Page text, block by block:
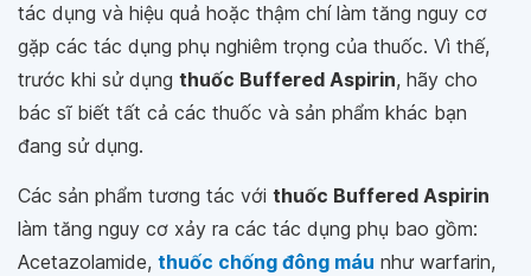
tác dụng và hiệu quả hoặc thậm chí làm tăng nguy cơ
gặp các tác dụng phụ nghiêm trọng của thuốc. Vì thế,
trước khi sử dụng thuốc Buffered Aspirin, hãy cho
bác sĩ biết tất cả các thuốc và sản phẩm khác bạn
đang sử dụng.
Các sản phẩm tương tác với thuốc Buffered Aspirin
làm tăng nguy cơ xảy ra các tác dụng phụ bao gồm:
Acetazolamide, thuốc chống đông máu như warfarin,